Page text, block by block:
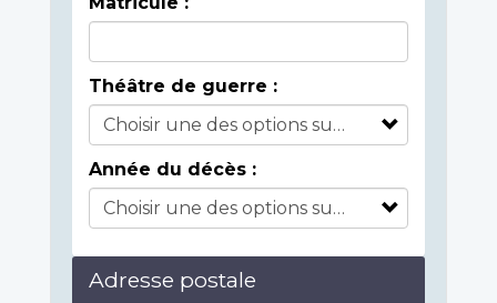
Théâtre de guerre :
Année du décès :
Adresse postale